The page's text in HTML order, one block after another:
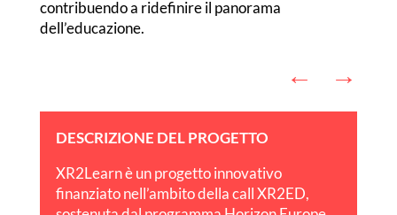
contribuendo a ridefinire il panorama
dell’educazione.
← →
DESCRIZIONE DEL PROGETTO
XR2Learn è un progetto innovativo
finanziato nell’ambito della call XR2ED,